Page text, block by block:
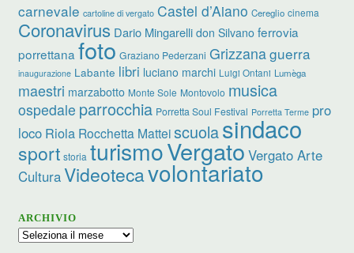
carnevale cartoline di vergato Castel d’Aiano Cereglio cinema
Coronavirus Dario Mingarelli don Silvano ferrovia
porrettana foto Graziano Pederzani Grizzanaguerra
inaugurazione Labante libri luciano marchi Luigi Ontani Lumèga
maestri marzabotto Monte Sole Montovolo musica
ospedale parrocchia Porretta Soul Festival Porretta Terme pro
loco Riola Rocchetta Matteiscuolasindaco
sport storia turismoVergato Vergato Arte
CulturaVideotecavolontariato
ARCHIVIO
Archivio